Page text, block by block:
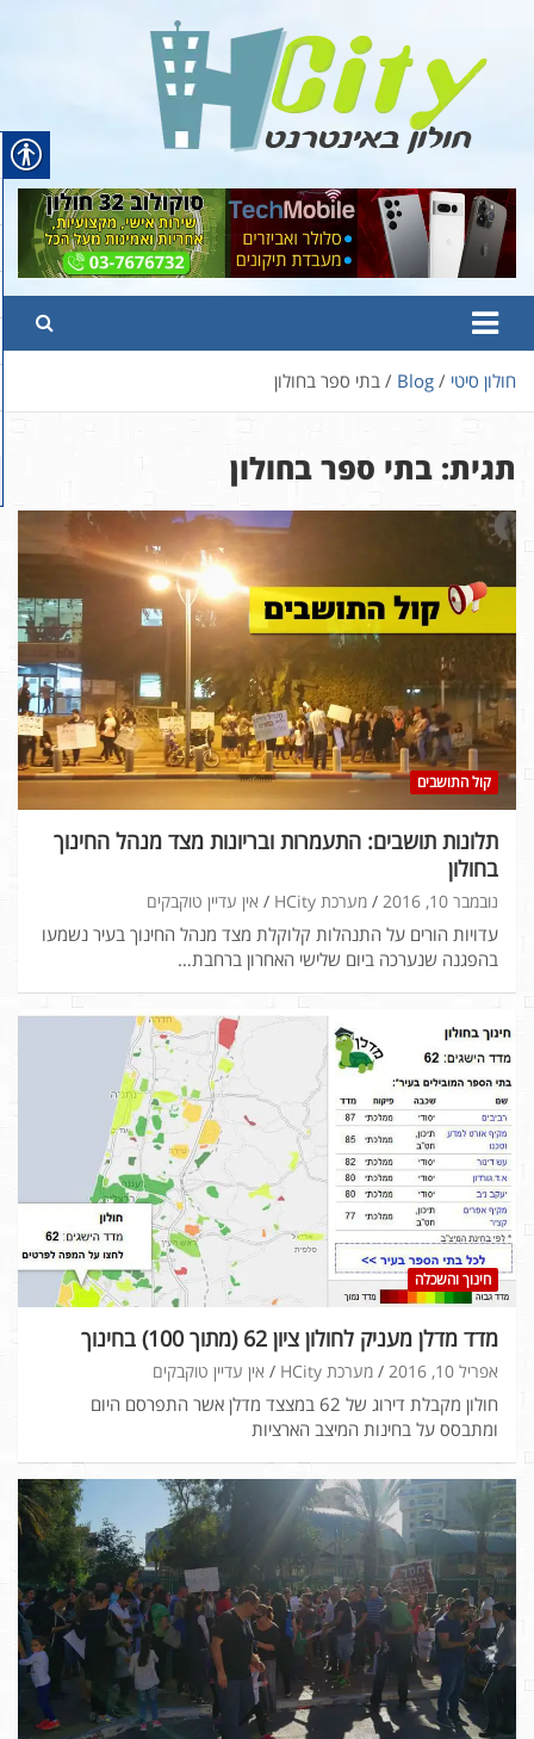
content
Hcity – חולון באינטרנט
פורטל החדשות והמידע של חולון
חולון סיטי Blog בתי ספר בחולון
תגית: בתי ספר בחולון
קול התושבים
תלונות תושבים: התעמרות ובריונות מצד מנהל החינוך
בחולון
נובמבר 10, 2016 מערכת HCity אין עדיין טוקבקים
עדויות הורים על התנהלות קלוקלת מצד מנהל החינוך בעיר נשמעו
בהפגנה שנערכה ביום שלישי האחרון ברחבת…
חינוך והשכלה
מדד מדלן מעניק לחולון ציון 62 (מתוך 100) בחינוך
אפריל 10, 2016 מערכת HCity אין עדיין טוקבקים
חולון מקבלת דירוג של 62 במצצד מדלן אשר התפרסם היום
ומתבסס על בחינות המיצב הארציות